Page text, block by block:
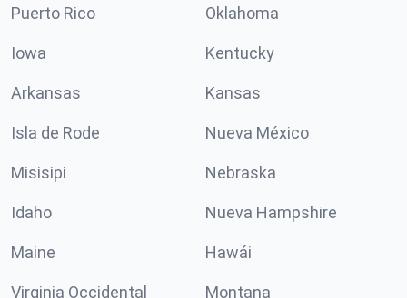
Puerto Rico Oklahoma
Iowa Kentucky
Arkansas Kansas
Isla de Rode Nueva México
Misisipi Nebraska
Idaho Nueva Hampshire
Maine Hawái
Virginia Occidental Montana